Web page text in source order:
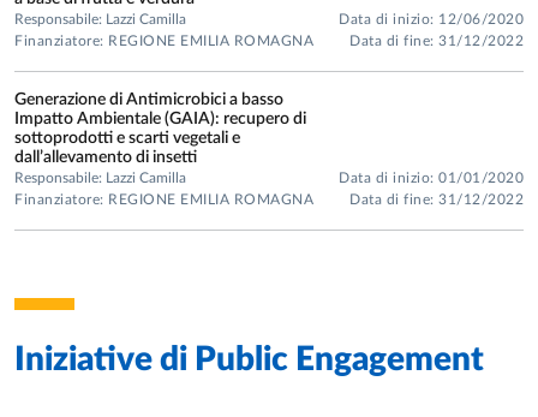
di estratti proteici di origine animale.Valorizzazione di
sottoprodotti e scarti di origine vegetale via fermentazione
lattica per la produzione di antimicrobici, con particolare
riferimento alla messa a punto di un processo brevettato.
Fermentazione lattica di sottoprodotti agroalimentari per il
miglioramento delle caratteristiche aromatiche e nutrizionali
ed il possibile impiego come ingredienti negli alimenti.
Sviluppo di nuovi processi fermentativi per innovazione di
sviluppo di succhi di frutta e succhi vegetali. Fermentazione
Responsabile: Lazzi Camilla
Finanziatore: REGIONE EMILIA ROMAGNA
Data di inizio: 12/06/2020
Data di fine: 31/12/2022
Generazione di Antimicrobici a basso
Impatto Ambientale (GAIA): recupero di
sottoprodotti e scarti vegetali e
dall’allevamento di insetti
Responsabile: Lazzi Camilla
Finanziatore: REGIONE EMILIA ROMAGNA
Data di inizio: 01/01/2020
Data di fine: 31/12/2022
Iniziative di Public Engagement